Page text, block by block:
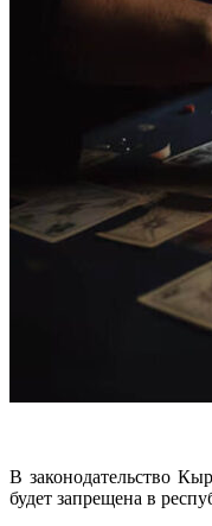
В законодательство
будет запрещена в